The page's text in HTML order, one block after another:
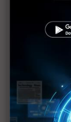
新的逆襲之路
未蒙其利先受
H200效能翻6
讓中國動心
豐田目標2026